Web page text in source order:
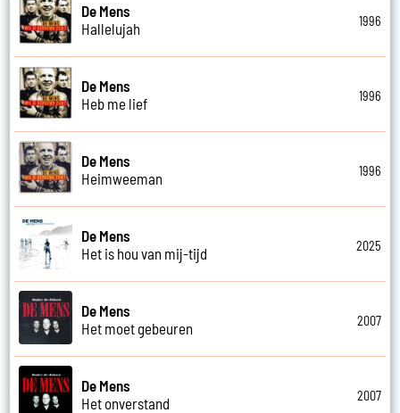
De Mens
Hallelujah
1996
De Mens
Heb me lief
1996
De Mens
Heimweeman
1996
De Mens
Het is hou van mij-tijd
2025
De Mens
Het moet gebeuren
2007
De Mens
Het onverstand
2007